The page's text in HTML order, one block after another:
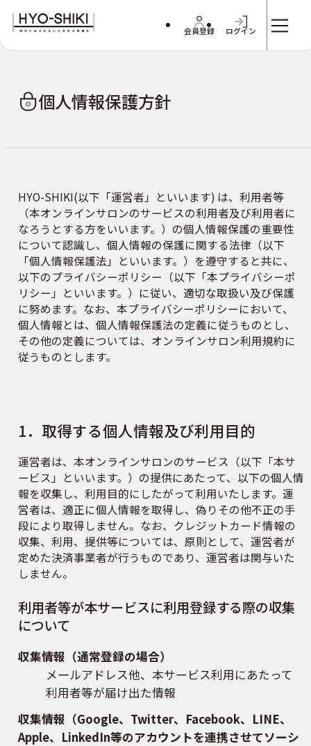
会員登録 ログイン
個人情報保護方針
HYO-SHIKI(以下「運営者」といいます) は、利用者等
（本オンラインサロンのサービスの利用者及び利用者に
なろうとする方をいいます。）の個人情報保護の重要性
について認識し、個人情報の保護に関する法律（以下
「個人情報保護法」といいます。）を遵守すると共に、
以下のプライバシーポリシー（以下「本プライバシーポ
リシー」といいます。）に従い、適切な取扱い及び保護
に努めます。なお、本プライバシーポリシーにおいて、
個人情報とは、個人情報保護法の定義に従うものとし、
その他の定義については、オンラインサロン利用規約に
従うものとします。
1．取得する個人情報及び利用目的
運営者は、本オンラインサロンのサービス（以下「本サ
ービス」といいます。）の提供にあたって、以下の個人情
報を収集し、利用目的にしたがって利用いたします。運
営者は、適正に個人情報を取得し、偽りその他不正の手
段により取得しません。なお、クレジットカード情報の
収集、利用、提供等については、原則として、運営者が
定めた決済事業者が行うものであり、運営者は関与いた
しません。
利用者等が本サービスに利用登録する際の収集
について
収集情報（通常登録の場合）
メールアドレス他、本サービス利用にあたって
利用者等が届け出た情報
収集情報（Google、Twitter、Facebook、LINE、
Apple、LinkedIn等のアカウントを連携させてソーシ